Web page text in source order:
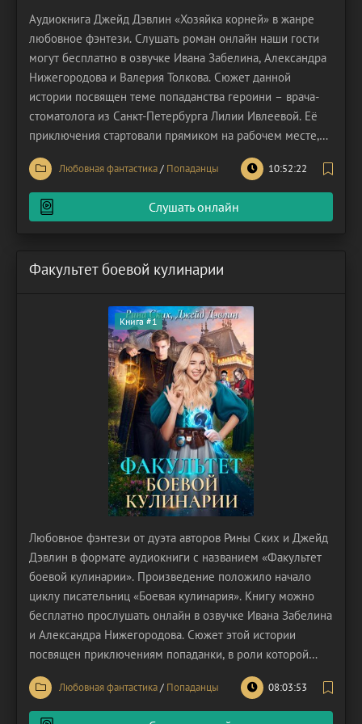
Аудиокнига Джейд Дэвлин «Хозяйка корней» в жанре
любовное фэнтези. Слушать роман онлайн наши гости
могут бесплатно в озвучке Ивана Забелина, Александра
Нижегородова и Валерия Толкова. Сюжет данной
истории посвящен теме попаданства героини – врача-
стоматолога из Санкт-Петербурга Лилии Ивлеевой. Её
приключения стартовали прямиком на рабочем месте,
когда начальник потребовал срочно навести порядок в
санитарной книжке. Лиля никогда не любила работать с
бумагами, но шеф в лице КсанКсаныча никогда не
Любовная фантастика/ Попаданцы 10:52:22
Слушать онлайн
Факультет боевой кулинарии
Книга #1
Любовное фэнтези от дуэта авторов Рины Ских и Джейд
Дэвлин в формате аудиокниги с названием «Факультет
боевой кулинарии». Произведение положило начало
циклу писательниц «Боевая кулинария». Книгу можно
бесплатно прослушать онлайн в озвучке Ивана Забелина
и Александра Нижегородова. Сюжет этой истории
посвящен приключениям попаданки, в роли которой
оказалась бывшая школьная учительница. Героиня
подверглась нападению грабителя, после встречи с
которым была убита. Неадекватный преступник решил
Любовная фантастика/ Попаданцы 08:03:53